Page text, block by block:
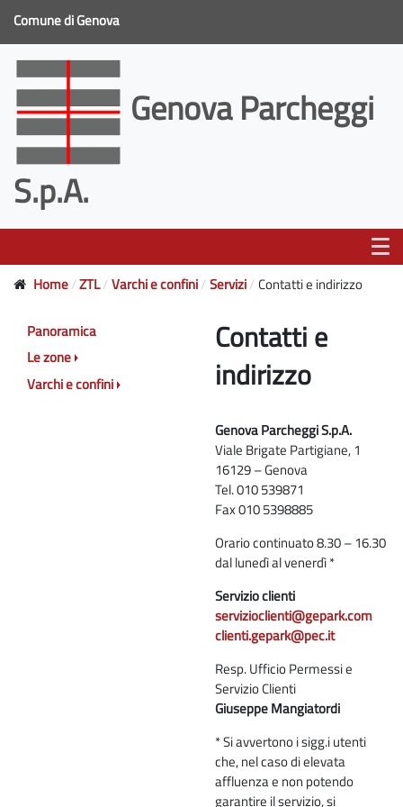
Comune di Genova
Genova Parcheggi
S.p.A.
Home ZTL Varchi e confini Servizi Contatti e indirizzo
Contatti e
indirizzo
Genova Parcheggi S.p.A.
Viale Brigate Partigiane, 1
16129 – Genova
Tel. 010 539871
Fax 010 5398885
Orario continuato 8.30 – 16.30
dal lunedì al venerdì *
Servizio clienti
servizioclienti@gepark.com
clienti.gepark@pec.it
Resp. Ufficio Permessi e
Servizio Clienti
Giuseppe Mangiatordi
* Si avvertono i sigg.i utenti
che, nel caso di elevata
affluenza e non potendo
garantire il servizio, si
Panoramica
Le zone
Varchi e confini